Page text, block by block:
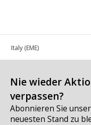
in Italy (EME)
Nie wieder
verpassen?
Abonnieren Sie
neuesten Stand zu